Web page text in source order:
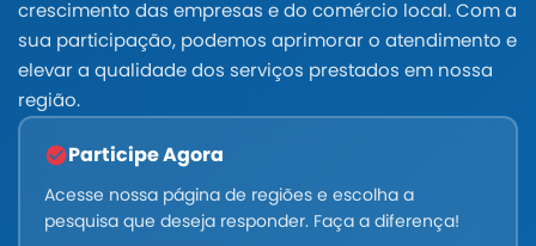
crescimento das empresas e do comércio local. Com a
sua participação, podemos aprimorar o atendimento e
elevar a qualidade dos serviços prestados em nossa
região.
Participe Agora
Acesse nossa página de regiões e escolha a
pesquisa que deseja responder. Faça a diferença!